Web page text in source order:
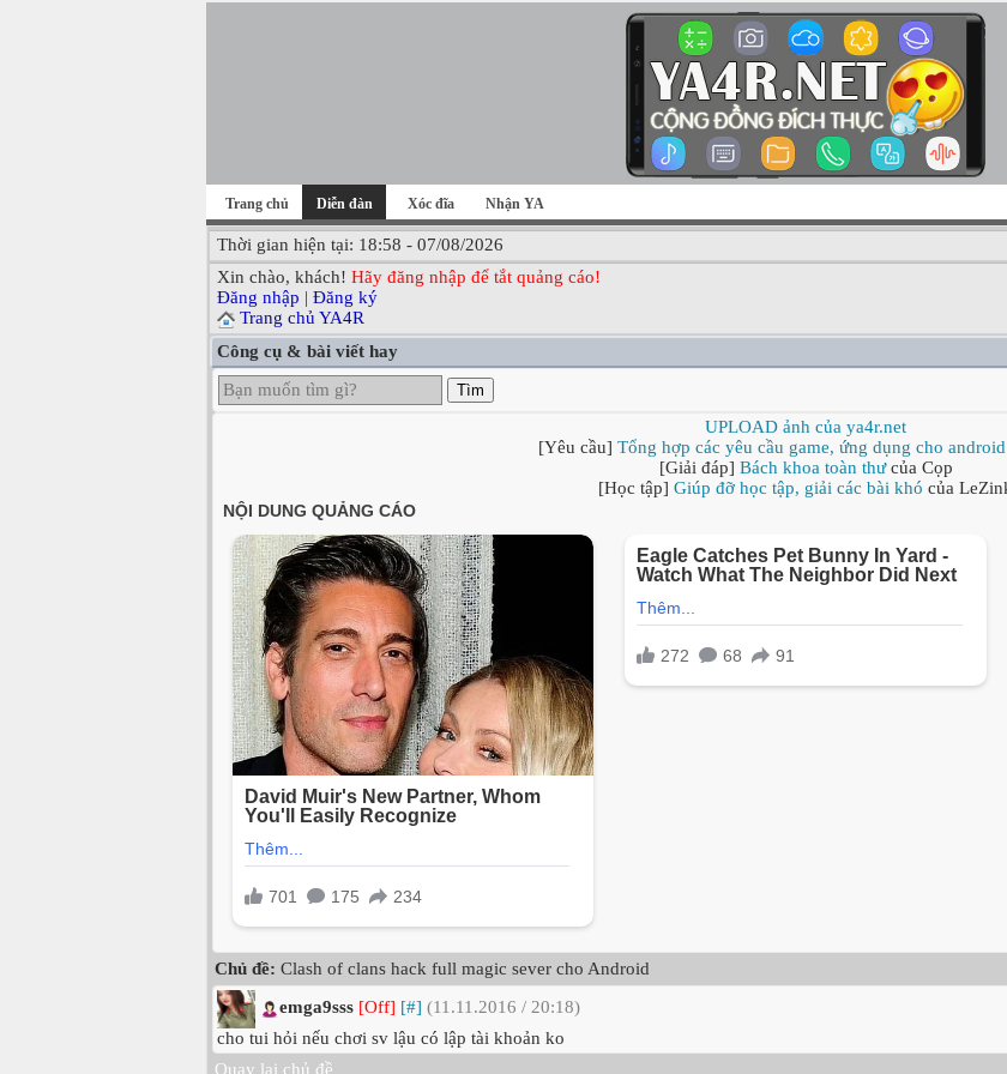
Trang chủ Diễn đàn Xóc đĩa Nhận YA
Thời gian hiện tại: 18:58 - 07/08/2026
Xin chào, khách! Hãy đăng nhập để tắt quảng cáo!
Đăng nhập | Đăng ký
Trang chủ YA4R
Công cụ & bài viết hay
Tìm
UPLOAD ảnh của ya4r.net
[Yêu cầu] Tổng hợp các yêu cầu game, ứng dụng cho android
[Giải đáp] Bách khoa toàn thưcủa Cọp
[Học tập] Giúp đỡ học tập, giải các bài khó của
Chủ đề: Clash of clans hack full magic sever cho Android
emga9sss [Off] [#] (11.11.2016 / 20:18)
cho tui hỏi nếu chơi sv lậu có lập tài khoản ko
Quay lại chủ đề